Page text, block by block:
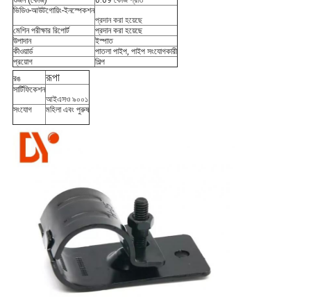
ভিডিও-আউটগোয়িং-ইনস্পেকশন
প্রদান করা হয়েছে
মেশিন পরীক্ষার রিপোর্ট
প্রদান করা হয়েছে
উপাদান
ইস্পাত
কীওয়ার্ড
পাতলা পাইপ, পাইপ সংযোগকারী
প্রয়োগ
শিল্প
রঙ
রূপা
সার্টিফিকেশন
আইএসও ৯০০১
সংযোগ
মহিলা এবং পুরুষ